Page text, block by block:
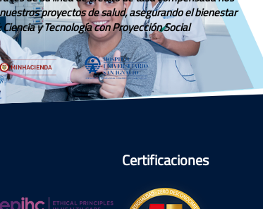
proyectos de salud, asegurando el bienestar
y Tecnología con Proyección Social.
Certificaciones